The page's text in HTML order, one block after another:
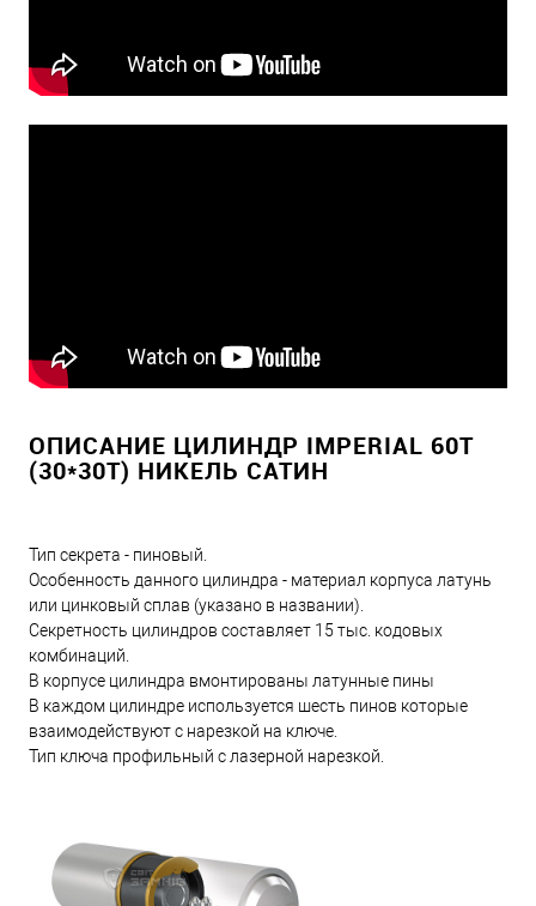
ОПИСАНИЕ ЦИЛИНДР IMPERIAL 60T
(30*30T) НИКЕЛЬ САТИН
Тип секрета - пиновый.
Особенность данного цилиндра - материал корпуса латунь
или цинковый сплав (указано в названии).
Секретность цилиндров составляет 15 тыс. кодовых
комбинаций.
В корпусе цилиндра вмонтированы латунные пины
В каждом цилиндре используется шесть пинов которые
взаимодействуют с нарезкой на ключе.
Тип ключа профильный с лазерной нарезкой.